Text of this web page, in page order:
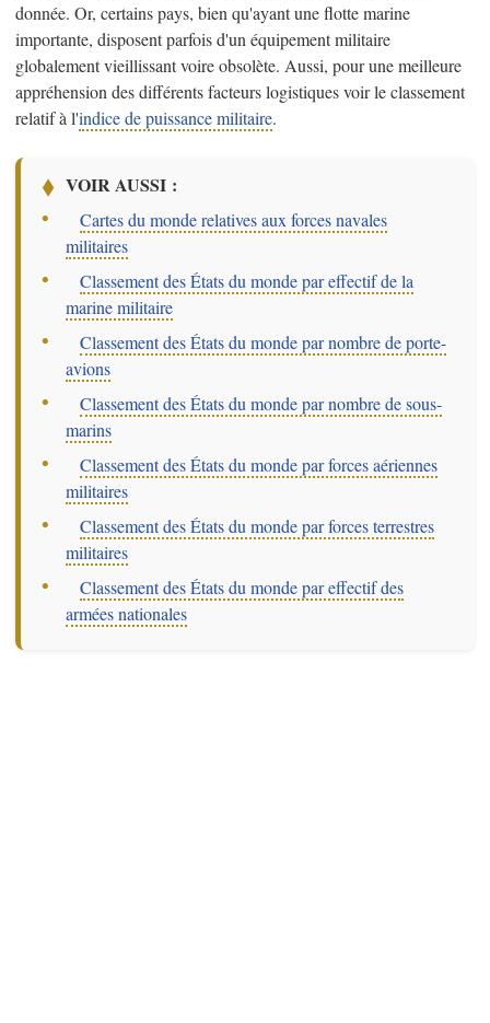
donnée. Or, certains pays, bien qu'ayant une flotte marine
importante, disposent parfois d'un équipement militaire
globalement vieillissant voire obsolète. Aussi, pour une meilleure
appréhension des différents facteurs logistiques voir le classement
relatif à l'indice de puissance militaire.
VOIR AUSSI :
–Cartes du monde relatives aux forces navales
militaires
–Classement des États du monde par effectif de la
marine militaire
–Classement des États du monde par nombre de porte-
avions
–Classement des États du monde par nombre de sous-
marins
–Classement des États du monde par forces aériennes
militaires
–Classement des États du monde par forces terrestres
militaires
–Classement des États du monde par effectif des
armées nationales